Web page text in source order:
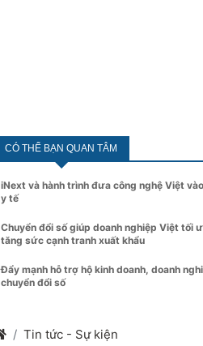
CÓ THỂ BẠN QUAN TÂM
iNext và hành trình đưa công nghệ Việt
y tế
Chuyển đổi số giúp doanh nghiệp Việt tối
tăng sức cạnh tranh xuất khẩu
Đẩy mạnh hỗ trợ hộ kinh doanh, doanh
chuyển đổi số
Tin tức - Sự kiện